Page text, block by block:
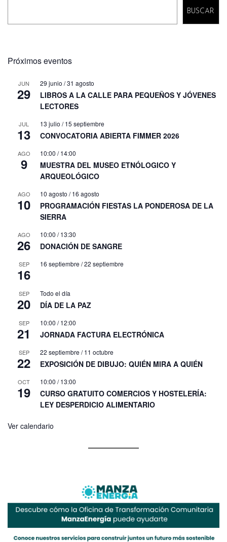
BUSCAR
Próximos eventos
JUN
29
29 junio /31 agosto
LIBROS A LA CALLE PARA PEQUEÑOS Y JÓVENES
LECTORES
JUL
13
13 julio /15 septiembre
CONVOCATORIA ABIERTA FIMMER 2026
AGO
9
10:00 /14:00
MUESTRA DEL MUSEO ETNÓLOGICO Y
ARQUEOLÓGICO
AGO
10
10 agosto /16 agosto
PROGRAMACIÓN FIESTAS LA PONDEROSA DE LA
SIERRA
AGO
26
10:00 /13:30
DONACIÓN DE SANGRE
SEP
16
16 septiembre /22 septiembre
SEP
20
Todo el día
DÍA DE LA PAZ
SEP
21
10:00 /12:00
JORNADA FACTURA ELECTRÓNICA
SEP
22
22 septiembre /11 octubre
EXPOSICIÓN DE DIBUJO: QUIÉN MIRA A QUIÉN
OCT
19
10:00 /13:00
CURSO GRATUITO COMERCIOS Y HOSTELERÍA:
LEY DESPERDICIO ALIMENTARIO
Ver calendario